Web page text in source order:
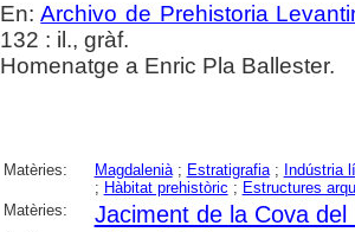
En:Archivo de Prehistoria
132 : il., gràf.
Homenatge a Enric Pla Ballester.
Matèries: Magdalenià; Estratigrafia; Indústria
; Hàbitat prehistòric ; Estructures
Matèries:
Jaciment de la Cova